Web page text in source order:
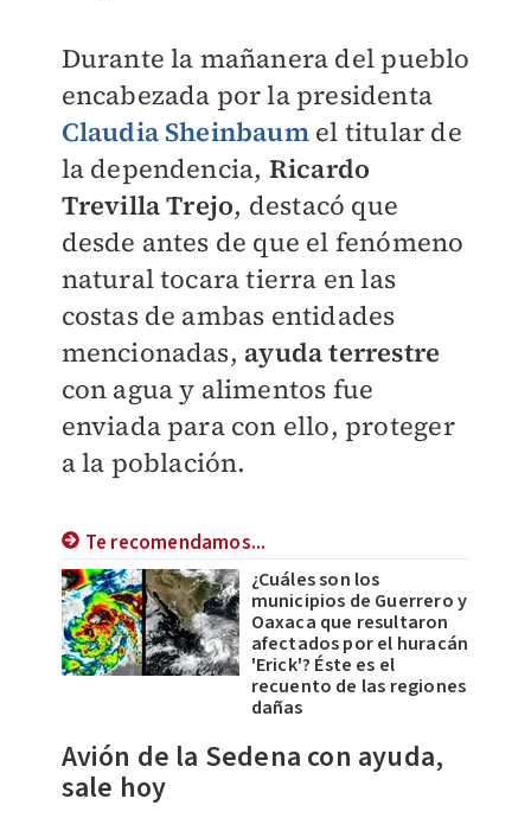
Durante la mañanera del pueblo
encabezada por la presidenta
Claudia Sheinbaum el titular de
la dependencia, Ricardo
Trevilla Trejo, destacó que
desde antes de que el fenómeno
natural tocara tierra en las
costas de ambas entidades
mencionadas, ayuda terrestre
con agua y alimentos fue
enviada para con ello, proteger
a la población.
Te recomendamos...
¿Cuáles son los
municipios de Guerrero y
Oaxaca que resultaron
afectados por el huracán
'Erick'? Éste es el
recuento de las regiones
dañas
Avión de la Sedena con ayuda,
sale hoy